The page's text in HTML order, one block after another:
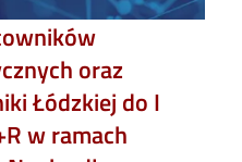
oraz
Łódzkiej do I
w ramach